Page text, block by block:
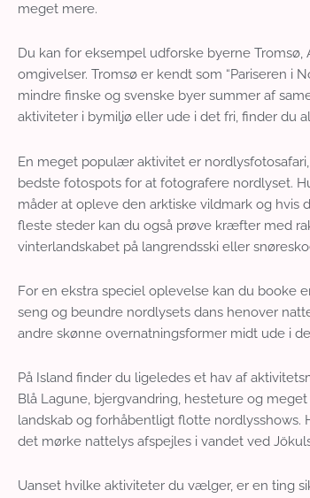
meget mere.
Du kan for eksempel udforske byerne
omgivelser. Tromsø er kendt som “Pariseren i
mindre finske og svenske byer summer af
aktiviteter i bymiljø eller ude i det fri, finder du
En meget populær aktivitet er
bedste fotospots for at fotografere nordlyset.
måder at opleve den arktiske vildmark og
fleste steder kan du også prøve kræfter med
vinterlandskabet på langrendsski eller
For en ekstra speciel oplevelse kan du booke
seng og beundre nordlysets dans henover
andre skønne overnatningsformer midt ude i
På Island finder du ligeledes et hav af
Blå Lagune, bjergvandring, hesteture og
landskab og forhåbentligt flotte
det mørke nattelys afspejles i vandet ved
Uanset hvilke aktiviteter du vælger, er en ting